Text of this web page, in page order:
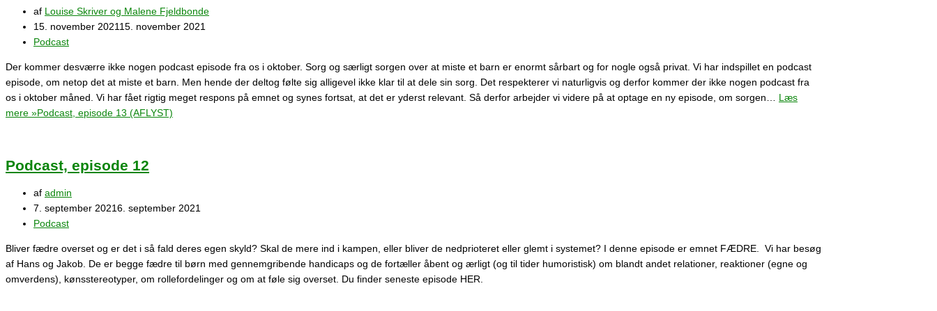
af Louise Skriver og Malene Fjeldbonde
15. november 202115. november 2021
Podcast
Der kommer desværre ikke nogen podcast episode fra os i oktober. Sorg og særligt sorgen over at miste et barn er enormt sårbart og for nogle også privat. Vi har indspillet en podcast
episode, om netop det at miste et barn. Men hende der deltog følte sig alligevel ikke klar til at dele sin sorg. Det respekterer vi naturligvis og derfor kommer der ikke nogen podcast fra
os i oktober måned. Vi har fået rigtig meget respons på emnet og synes fortsat, at det er yderst relevant. Så derfor arbejder vi videre på at optage en ny episode, om sorgen… Læs
mere »Podcast, episode 13 (AFLYST)
Podcast, episode 12
af admin
7. september 20216. september 2021
Podcast
Bliver fædre overset og er det i så fald deres egen skyld? Skal de mere ind i kampen, eller bliver de nedprioteret eller glemt i systemet? I denne episode er emnet FÆDRE. Vi har besøg
af Hans og Jakob. De er begge fædre til børn med gennemgribende handicaps og de fortæller åbent og ærligt (og til tider humoristisk) om blandt andet relationer, reaktioner (egne og
omverdens), kønsstereotyper, om rollefordelinger og om at føle sig overset. Du finder seneste episode HER.